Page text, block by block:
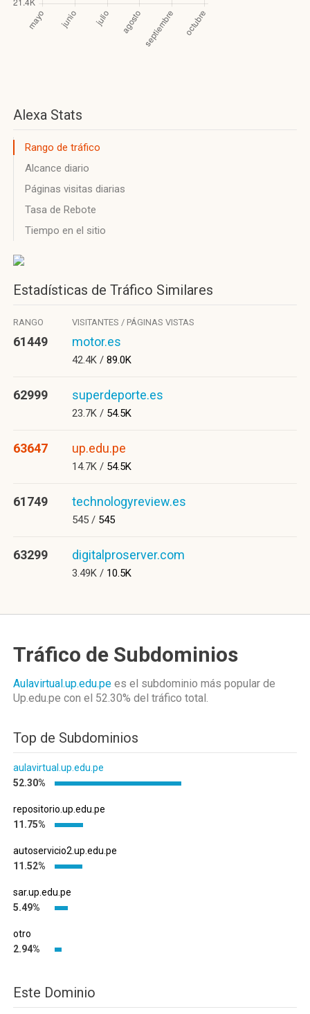
Alexa Stats
Rango de tráfico
Alcance diario
Páginas visitas diarias
Tasa de Rebote
Tiempo en el sitio
Estadísticas de Tráfico Similares
RANGO VISITANTES / PÁGINAS VISTAS
61449 motor.es
42.4K / 89.0K
62999 superdeporte.es
23.7K / 54.5K
63647 up.edu.pe
14.7K / 54.5K
61749 technologyreview.es
545 / 545
63299 digitalproserver.com
3.49K / 10.5K
Tráfico de Subdominios
Aulavirtual.up.edu.pe es el subdominio más popular de
Up.edu.pe con el 52.30% del tráfico total.
Top de Subdominios
aulavirtual.up.edu.pe
52.30%
repositorio.up.edu.pe
11.75%
autoservicio2.up.edu.pe
11.52%
sar.up.edu.pe
5.49%
otro
2.94%
Este Dominio